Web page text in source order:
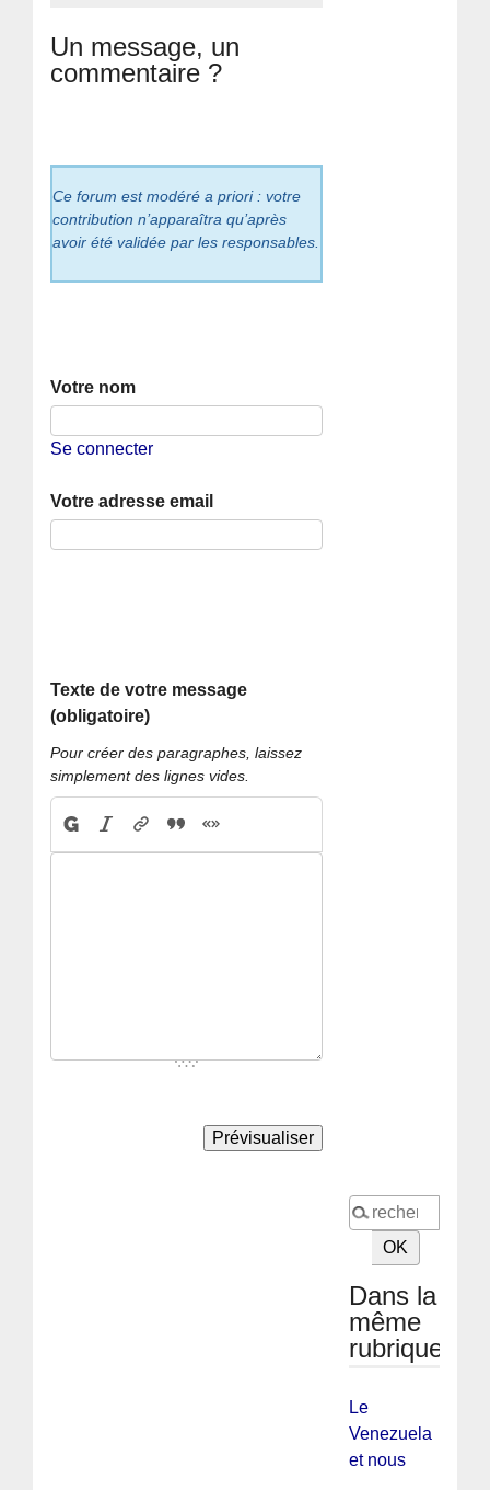
Un message, un
commentaire ?
Ce forum est modéré a priori : votre
contribution n’apparaîtra qu’après
avoir été validée par les responsables.
Votre nom
Se connecter
Votre adresse email
Texte de votre message
(obligatoire)
Pour créer des paragraphes, laissez
simplement des lignes vides.
Dans la
même
rubrique
Le
Venezuela
et nous